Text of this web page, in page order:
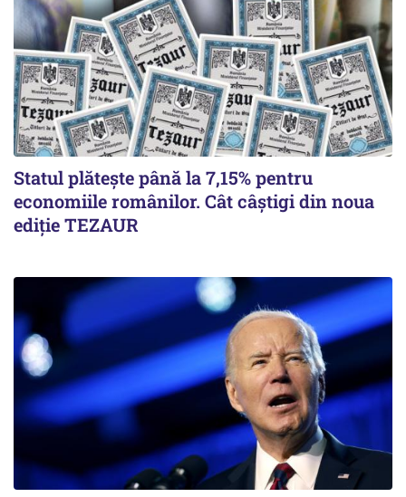
Statul plătește până la 7,15% pentru
economiile românilor. Cât câștigi din noua
ediție TEZAUR